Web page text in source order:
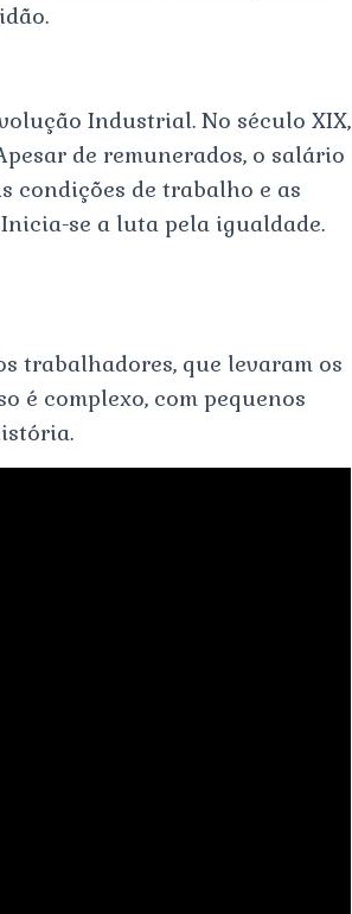
Industrial. No século XIX,
de remunerados, o salário
condições de trabalho e as
se a luta pela igualdade.
trabalhadores, que levaram os
é complexo, com pequenos